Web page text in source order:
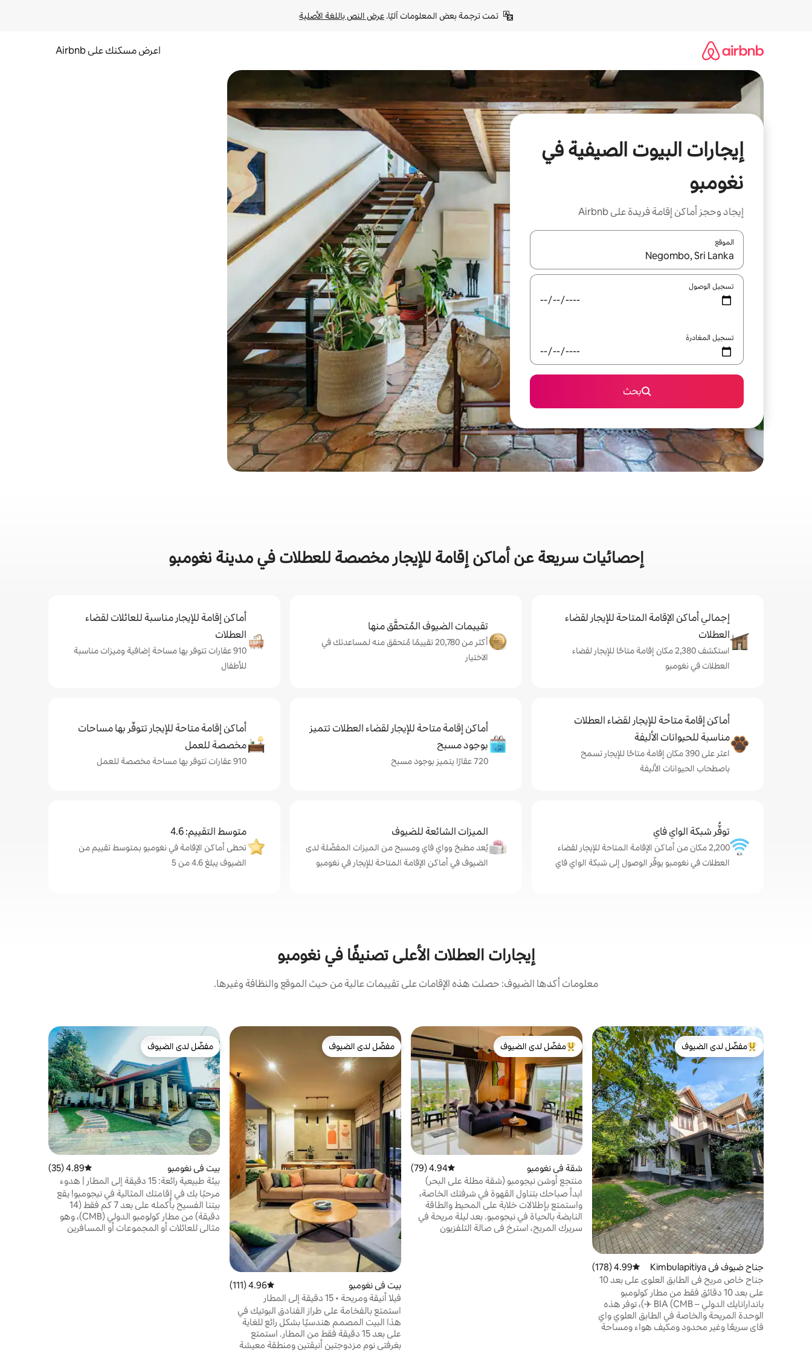
تمت ترجمة بعض المعلومات آليًا. عرض النص باللغة الأصلية
اعرض مسكنك على Airbnb
إيجارات البيوت الصيفية في
نغومبو
إيجاد وحجز أماكن إقامة فريدة على Airbnb
الموقع
عند توفر النتائج، انتقل باستخدام السهمين لأعلى ولأسفل أو استكشف عن طريق اللمس أو السحب.
تسجيل الوصول
تسجيل المغادرة
بحث
إحصائيات سريعة عن أماكن إقامة للإيجار مخصصة للعطلات في مدينة نغومبو
إجمالي أماكن الإقامة المتاحة للإيجار لقضاء
العطلات
استكشف 2,380 مكان إقامة متاحًا للإيجار لقضاء
العطلات في نغومبو
تقييمات الضيوف المُتحقَّق منها
أكثر من 20,780 تقييمًا مُتحقق منه لمساعدتك في
الاختيار
أماكن إقامة للإيجار مناسبة للعائلات لقضاء
العطلات
910 عقارات تتوفر بها مساحة إضافية وميزات مناسبة
للأطفال
أماكن إقامة متاحة للإيجار لقضاء العطلات
مناسبة للحيوانات الأليفة
اعثر على 390 مكان إقامة متاحًا للإيجار تسمح
باصطحاب الحيوانات الأليفة
أماكن إقامة متاحة للإيجار لقضاء العطلات تتميز
بوجود مسبح
720 عقارًا يتميز بوجود مسبح
أماكن إقامة متاحة للإيجار تتوفّر بها مساحات
مخصصة للعمل
910 عقارات تتوفر بها مساحة مخصصة للعمل
توفُّر شبكة الواي فاي
2,200 مكان من أماكن الإقامة المتاحة للإيجار لقضاء
العطلات في نغومبو يوفّر الوصول إلى شبكة الواي فاي
الميزات الشائعة للضيوف
يُعد مطبخ وواي فاي ومسبح من الميزات المفضّلة لدى
الضيوف في أماكن الإقامة المتاحة للإيجار في نغومبو
متوسط التقييم: 4.6
تحظى أماكن الإقامة في نغومبو بمتوسط تقييم من
الضيوف يبلغ 4.6 من 5
إيجارات العطلات الأعلى تصنيفًا في نغومبو
معلومات أكدها الضيوف: حصلت هذه الإقامات على تقييمات عالية من حيث الموقع والنظافة وغيرها.
من أبرز البيوت المفضّلة لدى الضيوف
مفضّل لدى الضيوف
جناح ضيوف في Kimbulapitiya
Negombo
متوسط التقييم 4.99 من 5، 178 مراجعات
4.99 (178)
جناح خاص مريح في الطابق العلوي على بعد 10
دقائق من المطار وشرفةعلى بعد 10 دقائق فقط من مطار كولومبو
باندارانايك الدولي – BIA (CMB ✈️)، توفر هذه
الوحدة المريحة والخاصة في الطابق العلوي واي
فاي سريعًا وغير محدود ومكيف هواء ومساحة
من أبرز البيوت المفضّلة لدى الضيوف
مفضّل لدى الضيوف
شقة في نغومبو متوسط التقييم 4.94 من 5، 79 مراجعات
4.94 (79)
منتجع أوشن نيجومبو (شقة مطلة على البحر)
ابدأ صباحك بتناول القهوة في شرفتك الخاصة،
واستمتع بإطلالات خلابة على المحيط والطاقة
النابضة بالحياة في نيجومبو. بعد ليلة مريحة في
سريرك المريح، استرخ في صالة التلفزيون
مفضّل لدى الضيوف
مفضّل لدى الضيوف
بيت في نغومبو متوسط التقييم 4.96 من 5، 111 مراجعات
4.96 (111)
فيلا أنيقة ومريحة • 15 دقيقة إلى المطار
استمتع بالفخامة على طراز الفنادق البوتيك في
هذا البيت المصمم هندسيًا بشكل رائع للغاية
على بعد 15 دقيقة فقط من المطار. استمتع
بغرفتي نوم مزدوجتين أنيقتين ومنطقة معيشة
مفضّل لدى الضيوف
مفضّل لدى الضيوف
بيت في نغومبو متوسط التقييم 4.89 من 5، 35 مراجعات
4.89 (35)
بيئة طبيعية رائعة: 15 دقيقة إلى المطار | هدوء
وسكون
مرحبًا بك في إقامتك المثالية في نيجومبو! يقع
بيتنا الفسيح بأكمله على بعد 7 كم فقط (14
دقيقة) من مطار كولومبو الدولي (CMB)، وهو
مثالي للعائلات أو المجموعات أو المسافرين